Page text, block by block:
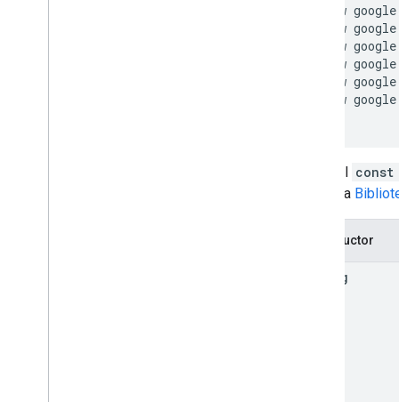
new
new
new
new
new
new
Llama al
Consulta
Constructor
Lng